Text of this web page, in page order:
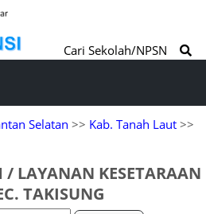
Cari Sekolah/NPSN
Selatan >> Kab. Tanah Laut >>
/ LAYANAN KESETARAAN
TAKISUNG